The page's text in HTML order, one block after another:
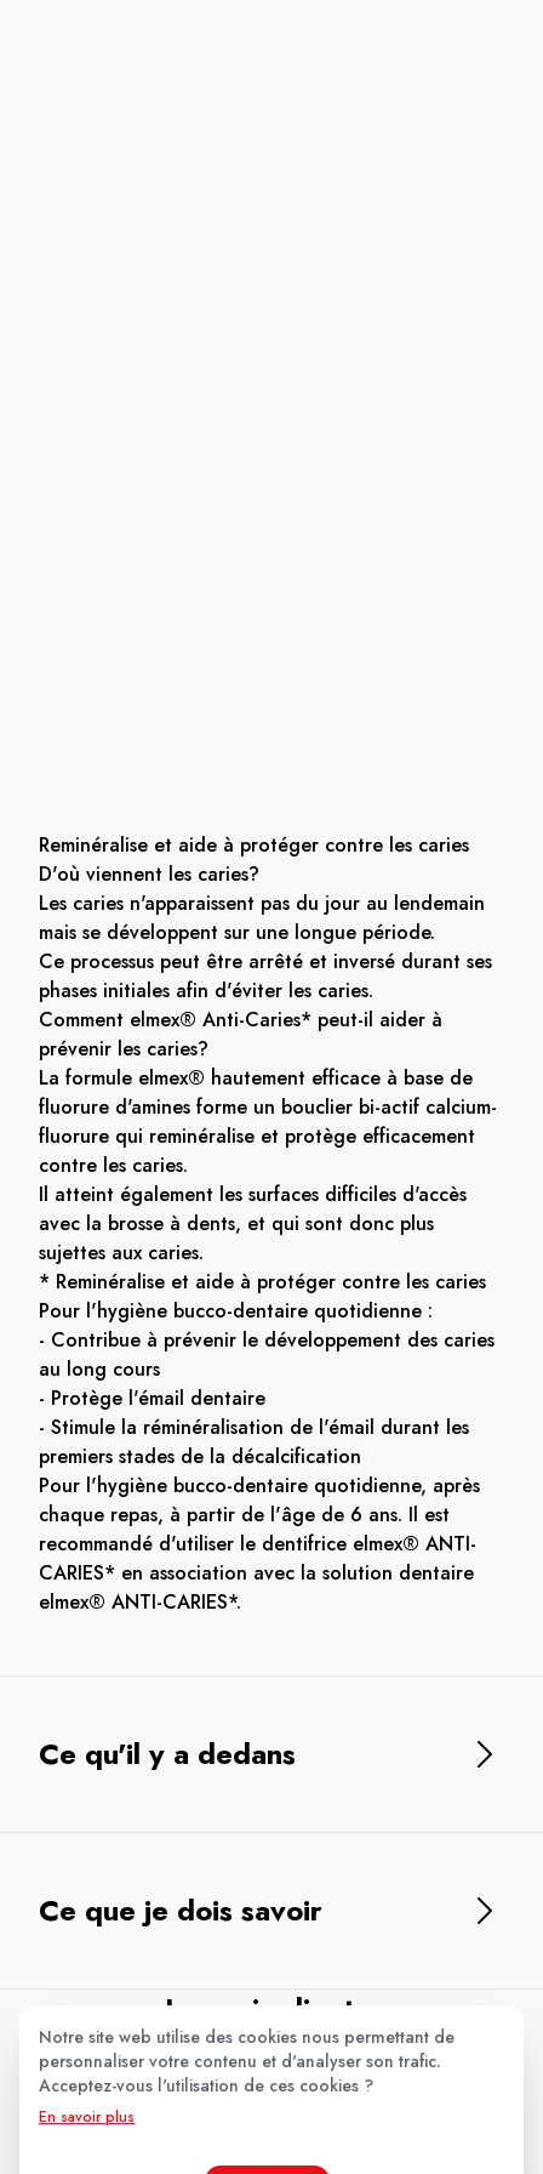
Reminéralise et aide à protéger contre les caries
D'où viennent les caries?
Les caries n'apparaissent pas du jour au lendemain
mais se développent sur une longue période.
Ce processus peut être arrêté et inversé durant ses
phases initiales afin d'éviter les caries.
Comment elmex® Anti-Caries* peut-il aider à
prévenir les caries?
La formule elmex® hautement efficace à base de
fluorure d'amines forme un bouclier bi-actif calcium-
fluorure qui reminéralise et protège efficacement
contre les caries.
Il atteint également les surfaces difficiles d'accès
avec la brosse à dents, et qui sont donc plus
sujettes aux caries.
* Reminéralise et aide à protéger contre les caries
Pour l'hygiène bucco-dentaire quotidienne :
- Contribue à prévenir le développement des caries
au long cours
- Protège l'émail dentaire
- Stimule la réminéralisation de l'émail durant les
premiers stades de la décalcification
Pour l'hygiène bucco-dentaire quotidienne, après
chaque repas, à partir de l'âge de 6 ans. Il est
recommandé d'utiliser le dentifrice elmex® ANTI-
CARIES* en association avec la solution dentaire
elmex® ANTI-CARIES*.
Ce qu'il y a dedans
Ce que je dois savoir
Les avis clients
Aucun avis pour le moment.
Notre site web utilise des cookies nous permettant de
personnaliser votre contenu et d'analyser son trafic.
Acceptez-vous l'utilisation de ces cookies ?
En savoir plus